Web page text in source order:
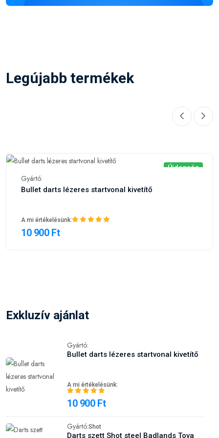
Legújabb termékek
Újdonság
Gyártó:
Bullet darts lézeres startvonal kivetítő
A mi értékelésünk:
10 900 Ft
Exkluzív ajánlat
Gyártó:
Bullet darts lézeres startvonal kivetítő
A mi értékelésünk:
10 900 Ft
Gyártó:Shot
Darts szett Shot steel Badlands Tova